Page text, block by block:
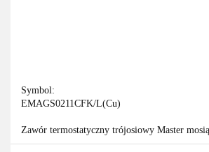
Symbol:
EMAGS0211CFK/L(Cu)
Zawór termostatyczny trójosiowy Master